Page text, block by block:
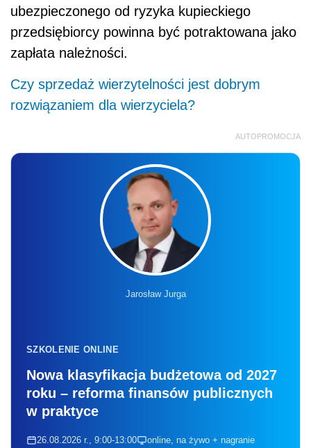
ubezpieczonego od ryzyka kupieckiego
przedsiębiorcy powinna być potraktowana jako
zapłata należności.
Czy sprzedaż wierzytelności jest dobrym
rozwiązaniem dla wierzyciela?
AUTOPROMOCJA
Jarosław Jurga
SZKOLENIE ONLINE
Nowa klasyfikacja budżetowa od 2027
roku – reforma finansów publicznych
w praktyce
26.08.2026 r., 9:00-13:00 online, na żywo + nagranie